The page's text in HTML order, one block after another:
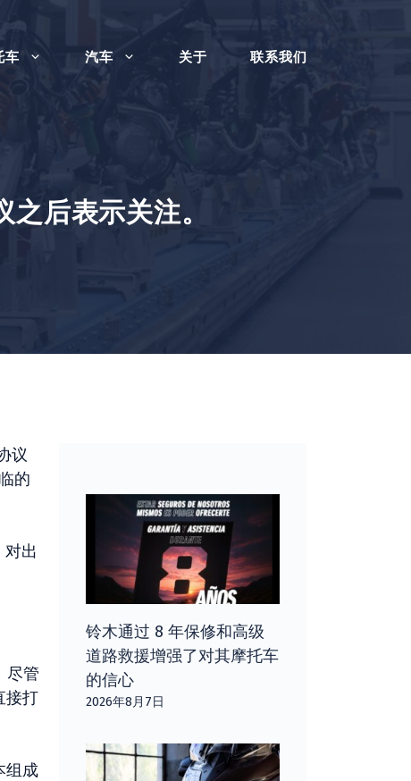
车 汽车 关于 联系我们
后表示关注。
议
的
出
尽管
接打
组成
铃木通过 8 年保修和高级
道路救援增强了对其摩托车
的信心
2026年8月7日